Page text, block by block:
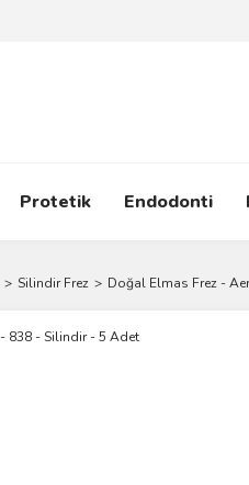
Protetik Endodonti
Silindir Frez Doğal Elmas Frez -